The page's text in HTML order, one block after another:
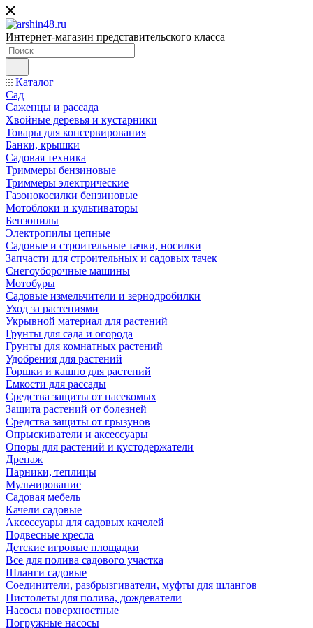
Интернет-магазин представительского класса
Каталог
Сад
Саженцы и рассада
Хвойные деревья и кустарники
Товары для консервирования
Банки, крышки
Садовая техника
Триммеры бензиновые
Триммеры электрические
Газонокосилки бензиновые
Мотоблоки и культиваторы
Бензопилы
Электропилы цепные
Садовые и строительные тачки, носилки
Запчасти для строительных и садовых тачек
Снегоуборочные машины
Мотобуры
Садовые измельчители и зернодробилки
Уход за растениями
Укрывной материал для растений
Грунты для сада и огорода
Грунты для комнатных растений
Удобрения для растений
Горшки и кашпо для растений
Ёмкости для рассады
Средства защиты от насекомых
Защита растений от болезней
Средства защиты от грызунов
Опрыскиватели и аксессуары
Опоры для растений и кустодержатели
Дренаж
Парники, теплицы
Мульчирование
Садовая мебель
Качели садовые
Аксессуары для садовых качелей
Подвесные кресла
Детские игровые площадки
Все для полива садового участка
Шланги садовые
Соединители, разбрызгиватели, муфты для шлангов
Пистолеты для полива, дождеватели
Насосы поверхностные
Погружные насосы